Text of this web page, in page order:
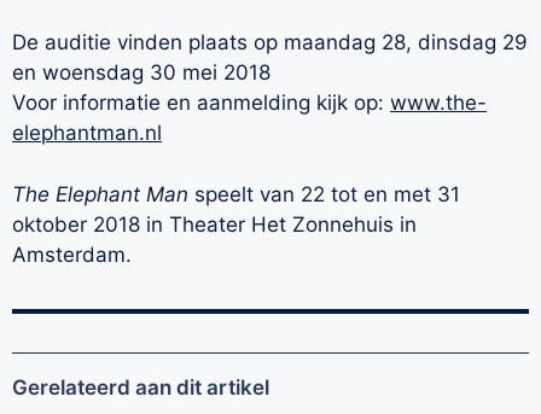
De auditie vinden plaats op maandag 28, dinsdag 29
en woensdag 30 mei 2018
Voor informatie en aanmelding kijk op: www.the-
elephantman.nl
The Elephant Man speelt van 22 tot en met 31
oktober 2018 in Theater Het Zonnehuis in
Amsterdam.
Gerelateerd aan dit artikel